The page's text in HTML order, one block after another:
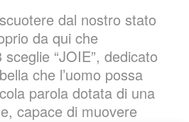
dal nostro stato
da qui che
“JOIE”, dedicato
che l’uomo possa
parola dotata di una
capace di muovere